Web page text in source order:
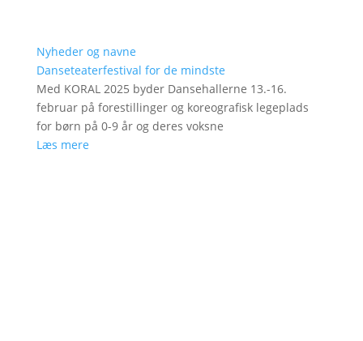
Nyheder og navne
Danseteaterfestival for de mindste
Med KORAL 2025 byder Dansehallerne 13.-16.
februar på forestillinger og koreografisk legeplads
for børn på 0-9 år og deres voksne
Læs mere